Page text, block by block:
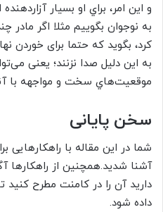
و اين امر، براي او بسيار
به نوجوان بگوييم مثلا اگر مادر
کرد، بگوید که حتما برای خوردن
به این دلیل صدا نزنند؛ یعنی
موقعيت‌هاي سخت و مواجهه با
سخن پایانی
شما در این مقاله با راهکارهایی
آشنا شدید.همچنین از راهکارها
دارید آن را در کامنت مطرح
داده شود.